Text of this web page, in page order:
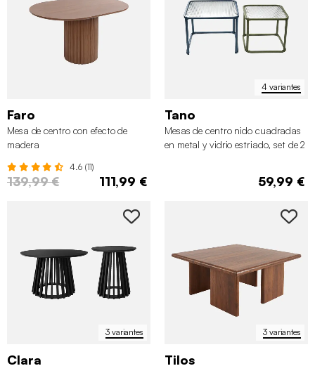
Faro
Mesa de centro con efecto de
madera
4.6 (11)
139,99 € 111,99 €
4 variantes
Tano
Mesas de centro nido cuadradas
en metal y vidrio estriado, set de 2
59,99 €
3 variantes
Clara
3 variantes
Tilos